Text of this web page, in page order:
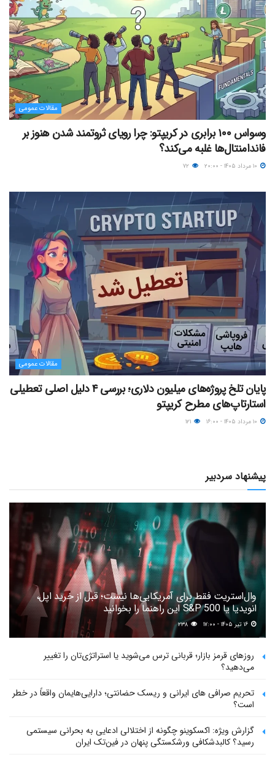
مقالات عمومی
وسواس ۱۰۰ برابری در کریپتو: چرا رویای ثروتمند شدن هنوز بر
فاندامنتال‌ها غلبه می‌کند؟
مقالات عمومی
پایان تلخ پروژه‌های میلیون دلاری؛ بررسی ۴ دلیل اصلی تعطیلی
استارتاپ‌های مطرح کریپتو
پیشنهاد سردبیر
وال‌استریت فقط برای آمریکایی‌ها نیست؛ قبل از خرید اپل،
انویدیا یا S&P 500 این راهنما را بخوانید
۲۳۸
روزهای قرمز بازار؛ قربانی ترس می‌شوید یا استراتژی‌تان را تغییر
می‌دهید؟
تحریم صرافی های ایرانی و ریسک حضانتی؛ دارایی‌هایمان واقعاً در خطر
است؟
گزارش ویژه: اکسکوینو چگونه از اختلالی ادعایی به بحرانی سیستمی
رسید؟ کالبدشکافی ورشکستگی پنهان در فین‌تک ایران